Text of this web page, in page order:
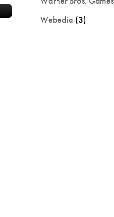
Webedia (3)